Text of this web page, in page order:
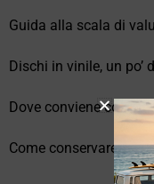
Guida alla scala di
Dischi in vinile, un po’
Dove conviene
Come conservare